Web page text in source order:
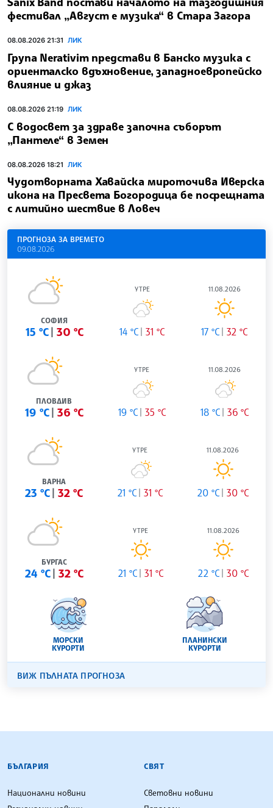
фестивал „Август е музика“ в Стара Загора
08.08.2026 21:31 ЛИК
Група Nerativim представи в Банско музика с
ориенталско вдъхновение, западноевропейско
влияние и джаз
08.08.2026 21:19 ЛИК
С водосвет за здраве започна съборът
„Пантеле“ в Земен
08.08.2026 18:21 ЛИК
Чудотворната Хавайска мироточива Иверска
икона на Пресвета Богородица бе посрещната
с литийно шествие в Ловеч
ПРОГНОЗА ЗА ВРЕМЕТО
09.08.2026
СОФИЯ
15 °C 30 °C
УТРЕ
14 °C 31 °C
11.08.2026
17 °C 32 °C
ПЛОВДИВ
19 °C 36 °C
УТРЕ
19 °C 35 °C
11.08.2026
18 °C 36 °C
ВАРНА
23 °C 32 °C
УТРЕ
21 °C 31 °C
11.08.2026
20 °C 30 °C
БУРГАС
24 °C 32 °C
УТРЕ
21 °C 31 °C
11.08.2026
22 °C 30 °C
МОРСКИ
КУРОРТИ
ПЛАНИНСКИ
КУРОРТИ
ВИЖ ПЪЛНАТА ПРОГНОЗА
БЪЛГАРСКА ТЕЛЕГРАФНА АГЕНЦИЯ
БЪЛГАРИЯ
Национални новини
СВЯТ
Световни новини